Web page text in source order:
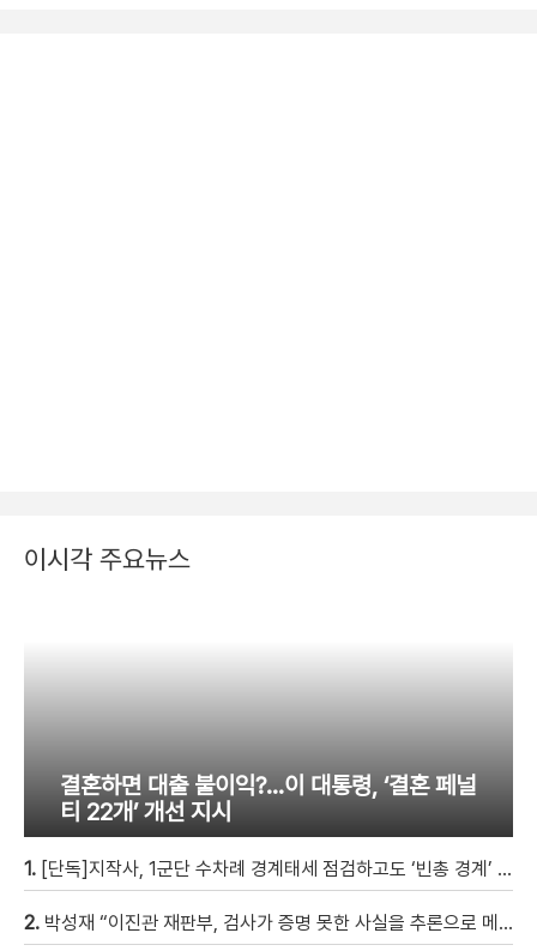
이시각 주요뉴스
결혼하면 대출 불이익?…이 대통령, ‘결혼 페널
티 22개’ 개선 지시
1. [단독]지작사, 1군단 수차례 경계태세 점검하고도 ‘빈총 경계’ 몰랐다
2. 박성재 “이진관 재판부, 검사가 증명 못한 사실을 추론으로 메꿔” [현장영상]